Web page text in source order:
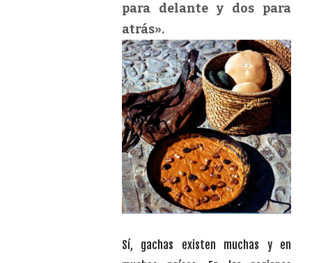
para delante y dos para
atrás».
Sí, gachas existen muchas y en